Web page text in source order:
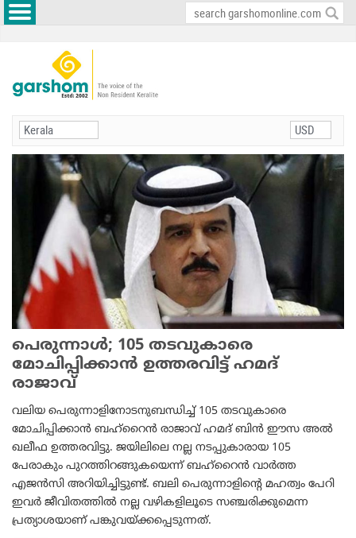
പെരുന്നാള്‍; 105 തടവുകാരെ
മോചിപ്പിക്കാന്‍ ഉത്തരവിട്ട് ഹമദ്
രാജാവ്
വലിയ പെരുന്നാളിനോടനുബന്ധിച്ച് 105 തടവുകാരെ
മോചിപ്പിക്കാന്‍ ബഹ്‌റൈന്‍ രാജാവ് ഹമദ് ബിന്‍ ഈസ അല്‍
ഖലീഫ ഉത്തരവിട്ടു. ജയിലിലെ നല്ല നടപ്പുകാരായ 105
പേരാകും പുറത്തിറങ്ങുകയെന്ന് ബഹ്‌റൈന്‍ വാര്‍ത്ത
എജന്‍സി അറിയിച്ചിട്ടുണ്ട്. ബലി പെരുന്നാളിന്റെ മഹത്വം പേറി
ഇവര്‍ ജീവിതത്തില്‍ നല്ല വഴികളിലൂടെ സഞ്ചരിക്കുമെന്ന
പ്രത്യാശയാണ് പങ്കുവയ്ക്കപ്പെടുന്നത്.